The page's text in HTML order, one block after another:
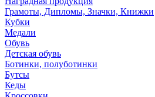
Грамоты, Дипломы, Значки, Книжки
Кубки
Медали
Обувь
Детская обувь
Ботинки, полуботинки
Бутсы
Кеды